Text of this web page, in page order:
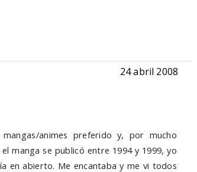
24 abril 2008
animes preferido y, por mucho
manga se publicó entre 1994 y 1999, yo
en abierto. Me encantaba y me vi todos